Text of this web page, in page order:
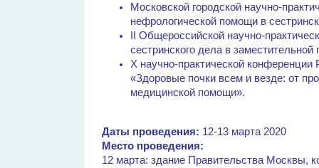
Московской городской научно-
нефрологической помощи в
II Общероссийской научно-
сестринского дела в
X научно-практической
«Здоровые почки всем и везде: от
медицинской помощи».
Даты проведения: 12-13 марта 2020
Место проведения:
12 марта: здание Правительства Москвы,